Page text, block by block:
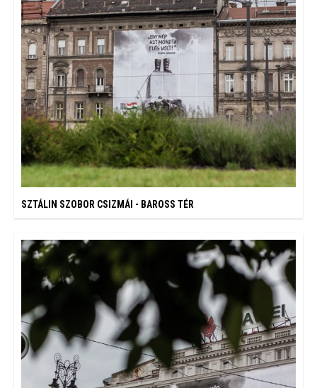
SZTÁLIN SZOBOR CSIZMÁI - BAROSS TÉR